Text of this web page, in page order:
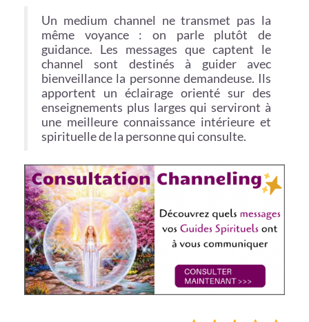
Un medium channel ne transmet pas la
même voyance : on parle plutôt de
guidance. Les messages que captent le
channel sont destinés à guider avec
bienveillance la personne demandeuse. Ils
apportent un éclairage orienté sur des
enseignements plus larges qui serviront à
une meilleure connaissance intérieure et
spirituelle de la personne qui consulte.